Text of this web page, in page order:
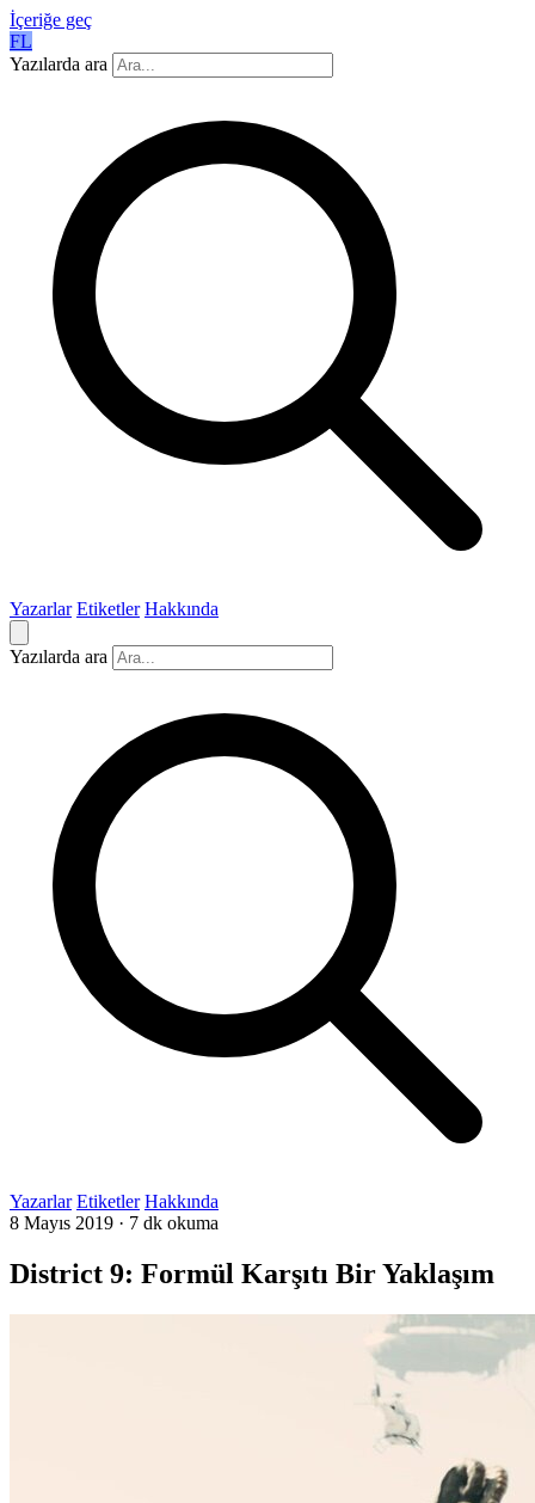
İçeriğe geç
FL
Yazılarda ara
Yazarlar Etiketler Hakkında
Yazılarda ara
Yazarlar Etiketler Hakkında
8 Mayıs 2019 · 7 dk okuma
District 9: Formül Karşıtı Bir Yaklaşım